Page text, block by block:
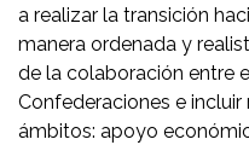
a realizar la transición
manera ordenada y
de la colaboración entre
Confederaciones e
ámbitos: apoyo